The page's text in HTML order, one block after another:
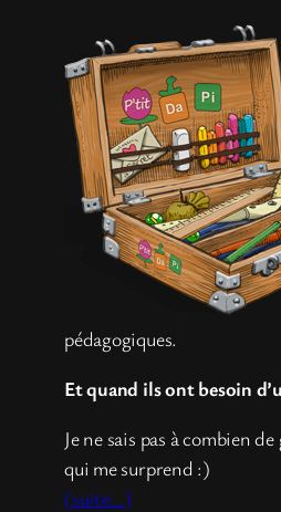
pédagogiques.
Et quand ils ont besoin
Je ne sais pas à combien
qui me surprend :)
(suite…)